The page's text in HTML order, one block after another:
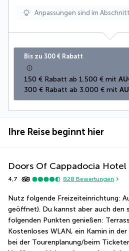
Anpassungen sind im
Bis zu 300 € Rabatt
150 € Rabatt ab 1.500 € mit
300 € Rabatt ab 3.000 € mit
Ihre Reise beginnt hier
Doors Of Cappadocia Hotel
4,7 828 Bewertungen
Nutz folgende Freizeiteinrichtung:
geöffnet). Du kannst aber auch den
folgenden Punkten genießen:
Kostenloses WLAN, ein Kamin in
bei der Tourenplanung/beim